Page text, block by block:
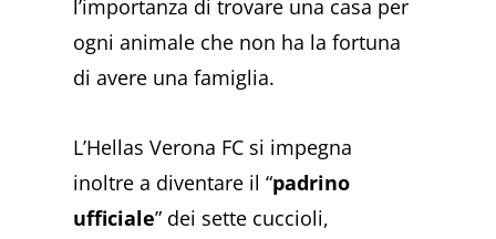
l’importanza di trovare una casa per
ogni animale che non ha la fortuna
di avere una famiglia.
L’Hellas Verona FC si impegna
inoltre a diventare il “padrino
ufficiale” dei sette cuccioli,